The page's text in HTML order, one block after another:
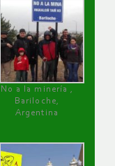
No a la minería ,
Bariloche,
Argentina